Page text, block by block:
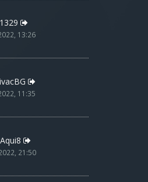
13:26
11:35
21:50